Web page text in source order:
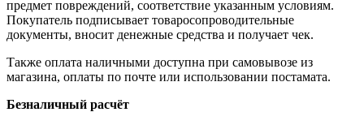
предмет повреждений, соответствие указанным условиям.
Покупатель подписывает товаросопроводительные
документы, вносит денежные средства и получает чек.
Также оплата наличными доступна при самовывозе из
магазина, оплаты по почте или использовании постамата.
Безналичный расчёт